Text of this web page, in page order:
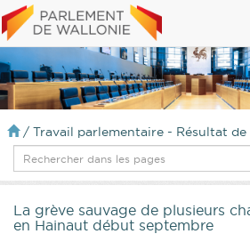
/ Travail parlementaire - Résultat
La grève sauvage de plusieurs
en Hainaut début septembre